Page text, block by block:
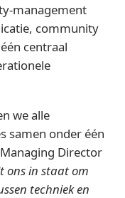
community
centraal
we alle
samen onder één
Director
ons in staat om
techniek en